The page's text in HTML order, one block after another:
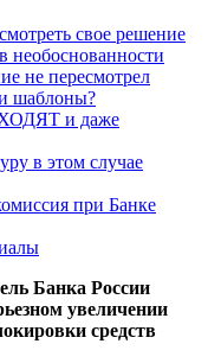
свое решение
необоснованности
не пересмотрел
шаблоны?
и даже
в этом случае
при Банке
Банка России
увеличении
средств